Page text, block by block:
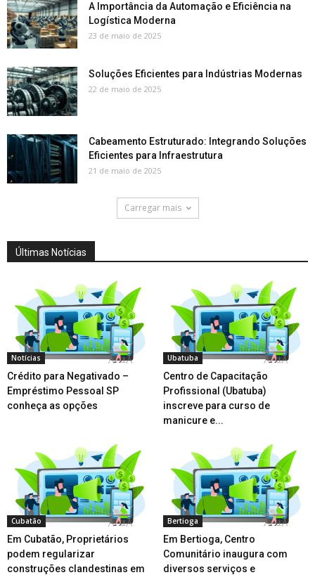
A Importância da Automação e Eficiência na
Logística Moderna
23 de maio de 2025
Soluções Eficientes para Indústrias Modernas
22 de maio de 2025
Cabeamento Estruturado: Integrando Soluções
Eficientes para Infraestrutura
21 de maio de 2025
Carregar mais
Últimas Notícias
Notícias
Crédito para Negativado –
Empréstimo Pessoal SP
conheça as opções
Ubatuba
Centro de Capacitação
Profissional (Ubatuba)
inscreve para curso de
manicure e...
Cubatão
Em Cubatão, Proprietários
podem regularizar
construções clandestinas em
Bertioga
Em Bertioga, Centro
Comunitário inaugura com
diversos serviços e